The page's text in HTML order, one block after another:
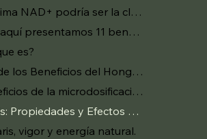
Por qué la coenzima NAD+ podría ser la clave del antienvejecimiento
Melena de león: aquí presentamos 11 beneficios investigados del "hongo del cerebro"
es?
Conocé alguno de los Beneficios del Hongo Melena de León.
Conoce los beneficios de la microdosificación con psilocibina.
Tribulus Terrestris: Propiedades y Efectos Secundarios.
vigor y energía natural.